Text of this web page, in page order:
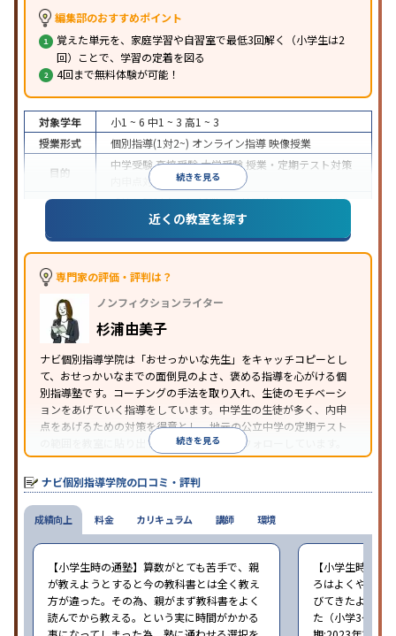
編集部のおすすめポイント
覚えた単元を、家庭学習や自習室で最低3回解く（小学生は2
回）ことで、学習の定着を図る
4回まで無料体験が可能！
続きを見る
対象学年 小1 ~ 6 中1 ~ 3 高1 ~ 3
授業形式
個別指導(1対2~) オンライン指導映像授業
目的
中学受験高校受験大学受験 授業・定期テスト対策
内申点対策
学習習慣の定着
成績保証制度あり授業の振替可能オンライン対応
1科目から受講可能季節講習のみの受講可
※2023年3月調査。小学校高学年の個別指導塾アンケート調査方法を参
近くの教室を探す
専門家の評価・評判は？
ノンフィクションライター
杉浦由美子
ナビ個別指導学院は「おせっかいな先生」をキャッチコピーとし
て、おせっかいなまでの面倒見のよさ、褒める指導を心がける個
別指導塾です。コーチングの手法を取り入れ、生徒のモチベーシ
ョンをあげていく指導をしています。中学生の生徒が多く、内申
点をあげるための対策を得意とし、地元の公立中学の定期テスト
の範囲を教室に貼り出すなど手厚く学習をフォローしています。
オリジナルテキストを使用しており、特に英語は各教科書に合わ
せたテキストを使った「先取り学習」で理解度を深められます。
続きを見る
ナビ個別指導学院の口コミ・評判
成績向上
【小学生時の通塾】算数がとても苦手で、親
が教えようとすると今の教科書とは全く教え
方が違った。その為、親がまず教科書をよく
読んでから教える。という実に時間がかかる
【小学生時の通
ろはよくやり方
びてきたようで
た（小学3〜6年
料金 カリキュラム 講師 環境